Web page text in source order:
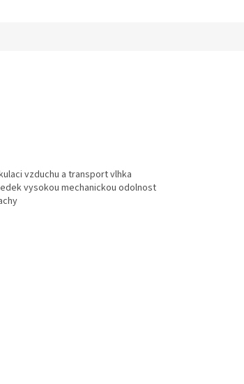
vzduchu a transport vlhka
vysokou mechanickou odolnost